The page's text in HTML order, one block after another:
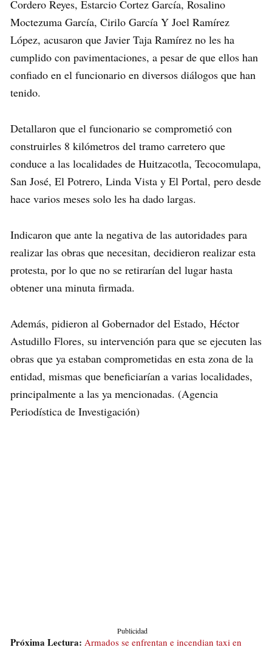
Cordero Reyes, Estarcio Cortez García, Rosalino
Moctezuma García, Cirilo García Y Joel Ramírez
López, acusaron que Javier Taja Ramírez no les ha
cumplido con pavimentaciones, a pesar de que ellos han
confiado en el funcionario en diversos diálogos que han
tenido.
Detallaron que el funcionario se comprometió con
construirles 8 kilómetros del tramo carretero que
conduce a las localidades de Huitzacotla, Tecocomulapa,
San José, El Potrero, Linda Vista y El Portal, pero desde
hace varios meses solo les ha dado largas.
Indicaron que ante la negativa de las autoridades para
realizar las obras que necesitan, decidieron realizar esta
protesta, por lo que no se retirarían del lugar hasta
obtener una minuta firmada.
Además, pidieron al Gobernador del Estado, Héctor
Astudillo Flores, su intervención para que se ejecuten las
obras que ya estaban comprometidas en esta zona de la
entidad, mismas que beneficiarían a varias localidades,
principalmente a las ya mencionadas. (Agencia
Periodística de Investigación)
Publicidad
Próxima Lectura: Armados se enfrentan e incendian taxi en